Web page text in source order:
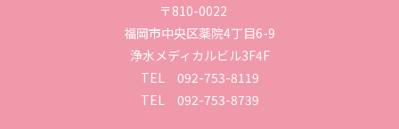
〒810-0022
福岡市中央区薬院4丁目6-9
浄水メディカルビル3F4F
TEL 092-753-8119
TEL 092-753-8739